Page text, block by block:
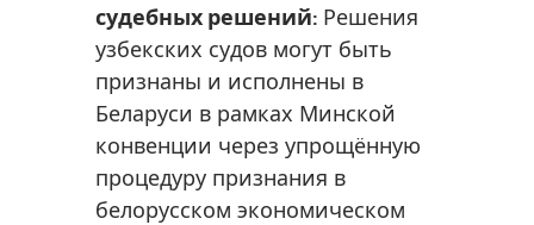
судебных решений: Решения
узбекских судов могут быть
признаны и исполнены в
Беларуси в рамках Минской
конвенции через упрощённую
процедуру признания в
белорусском экономическом